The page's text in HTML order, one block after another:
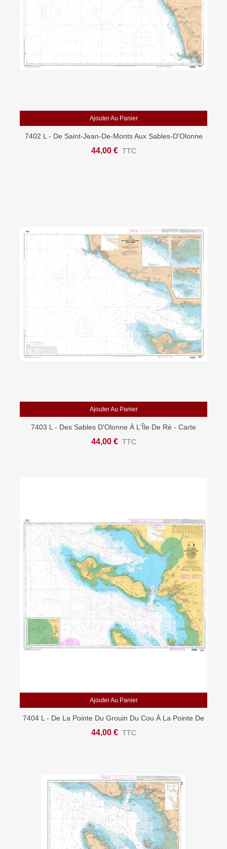
Ajouter Au Panier
7402 L - De Saint-Jean-De-Monts Aux Sables-D'Olonne
- Carte Marine Shom Papier
44,00 € TTC
Ajouter Au Panier
7403 L - Des Sables D'Olonne À L'Île De Ré - Carte
Marine Shom Papier
44,00 € TTC
Ajouter Au Panier
7404 L - De La Pointe Du Grouin Du Cou À La Pointe De
Chassiron - Pertuis Breton Et D'Antioche - Bassin
44,00 € TTC